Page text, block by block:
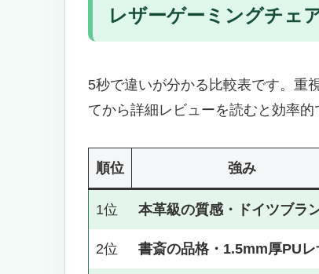
【2位】ICON アイコン ゲーミ
【5位】SKYE ゲーミングチェ
【6位】Dvenger ビデオゲーム
在宅勤務・テレワークがメイン
FPS・ゲームメインの方
夏場の蒸れが気になる方
初めてのレザーチェアで失敗し
レザーゲーミングチェアに関す
レザーゲーミングチェ
5秒で違いが分かる比較表です。重
てから詳細レビューを読むと効率的
順位 強み
1位 本革級の質感・ドイツブラ
2位 書斎の品格・1.5mm厚PUレ